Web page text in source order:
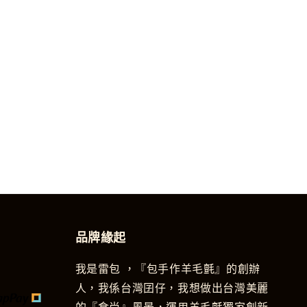
品牌緣起
我是雷包 ，『包手作羊毛氈』的創辦
人，我係台灣囝仔，我想做出台灣美麗